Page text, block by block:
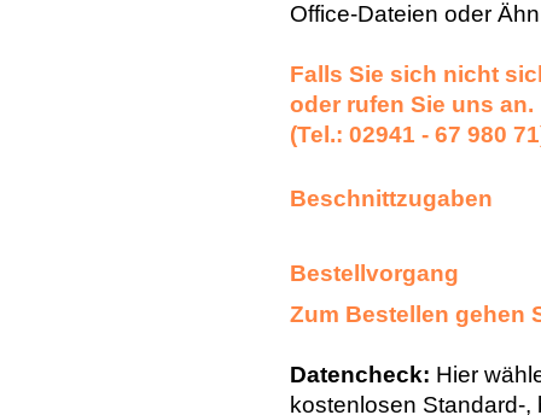
Office-Dateien oder
Falls Sie sich nicht
oder rufen Sie uns an.
(Tel.: 02941 - 67 980
Beschnittzugaben
Bestellvorgang
Zum Bestellen gehen
Datencheck: Hier
kostenlosen Standard-